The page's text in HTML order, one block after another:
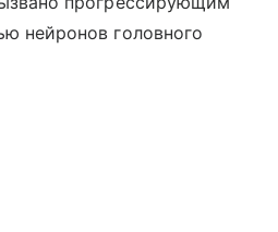
нейронов головного